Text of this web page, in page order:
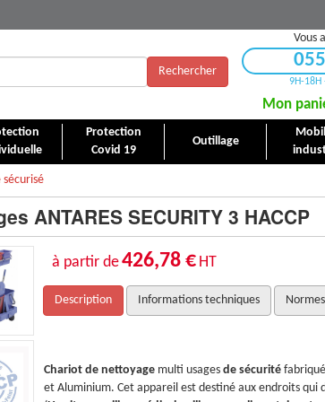
Rechercher
Vous
9H-18H
Mon
Protection
Covid 19
Outillage
ANTARES SECURITY 3 HACCP
à partir de426,78 € HT
Description Informations techniques Normes
ABS
Chariot de nettoyage multi usages de sécurité
et Aluminium. Cet appareil est destiné aux endroits qui